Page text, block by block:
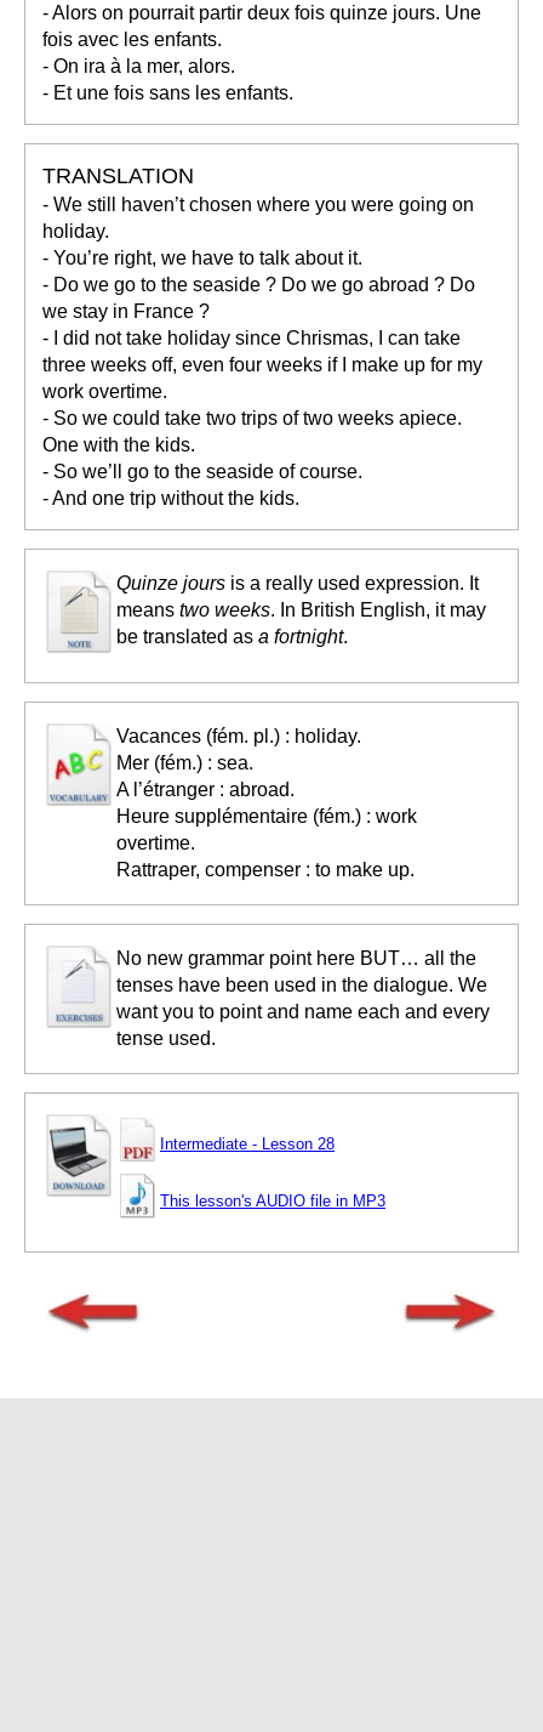
- Alors on pourrait partir deux fois quinze jours. Une
fois avec les enfants.
- On ira à la mer, alors.
- Et une fois sans les enfants.
TRANSLATION
- We still haven’t chosen where you were going on
holiday.
- You’re right, we have to talk about it.
- Do we go to the seaside ? Do we go abroad ? Do
we stay in France ?
- I did not take holiday since Chrismas, I can take
three weeks off, even four weeks if I make up for my
work overtime.
- So we could take two trips of two weeks apiece.
One with the kids.
- So we’ll go to the seaside of course.
- And one trip without the kids.
Quinze jours is a really used expression. It
means two weeks. In British English, it may
be translated as a fortnight.
Vacances (fém. pl.) : holiday.
Mer (fém.) : sea.
A l’étranger : abroad.
Heure supplémentaire (fém.) : work
overtime.
Rattraper, compenser : to make up.
No new grammar point here BUT… all the
tenses have been used in the dialogue. We
want you to point and name each and every
tense used.
Intermediate - Lesson 28
This lesson's AUDIO file in MP3